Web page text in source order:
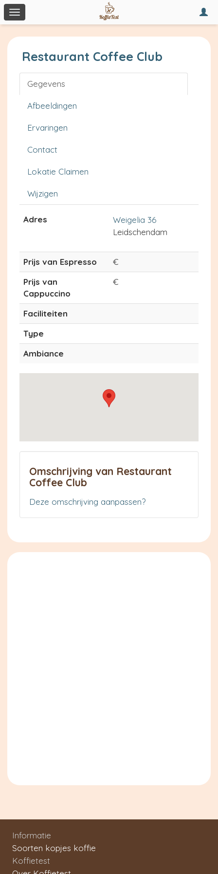
Toggle
navigation
Restaurant Coffee Club
Gegevens
Afbeeldingen
Ervaringen
Contact
Lokatie Claimen
Wijzigen
Adres
Weigelia 36
Leidschendam
Prijs van Espresso
€
Prijs van
Cappuccino
€
Faciliteiten
Type
Ambiance
Omschrijving van Restaurant
Coffee Club
Deze omschrijving aanpassen?
Informatie
Soorten kopjes koffie
Koffietest